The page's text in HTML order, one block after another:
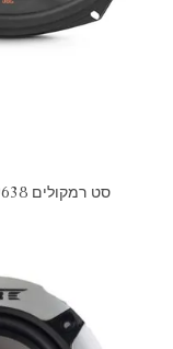
סט רמקולים JBL GX9638